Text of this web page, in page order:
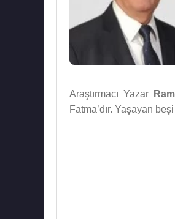
Araştırmacı Yazar
Fatma’dır. Yaşayan